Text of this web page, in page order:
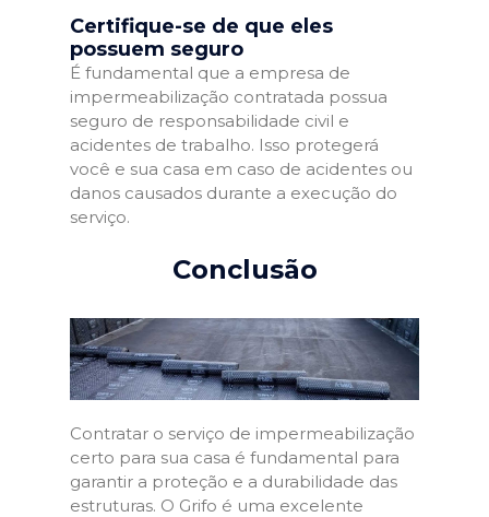
Certifique-se de que eles
possuem seguro
É fundamental que a empresa de
impermeabilização contratada possua
seguro de responsabilidade civil e
acidentes de trabalho. Isso protegerá
você e sua casa em caso de acidentes ou
danos causados durante a execução do
serviço.
Conclusão
Contratar o serviço de impermeabilização
certo para sua casa é fundamental para
garantir a proteção e a durabilidade das
estruturas. O Grifo é uma excelente